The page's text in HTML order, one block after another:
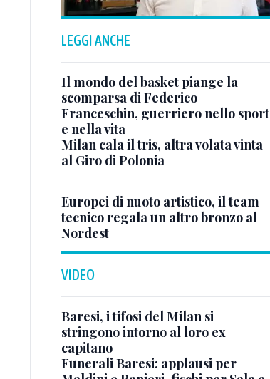
LEGGI ANCHE
Il mondo del basket piange la
scomparsa di Federico
Franceschin, guerriero nello sport
e nella vita
Milan cala il tris, altra volata vinta
al Giro di Polonia
Europei di nuoto artistico, il team
tecnico regala un altro bronzo al
Nordest
VIDEO
Baresi, i tifosi del Milan si
stringono intorno al loro ex
capitano
Funerali Baresi: applausi per